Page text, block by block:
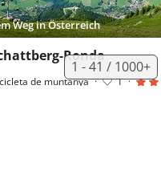
Weg in Österreich
Ronda
de muntanya · 1 ·
1 - 41 / 1000+